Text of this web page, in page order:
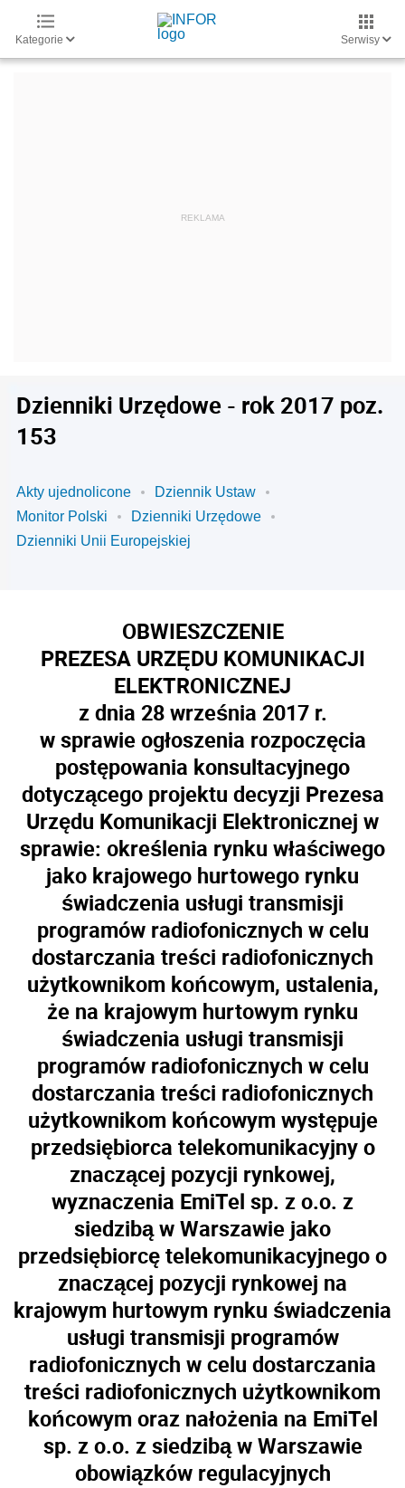
Kategorie Serwisy
Dzienniki Urzędowe - rok 2017 poz.
153
Akty ujednolicone
Dziennik Ustaw
Monitor Polski
Dzienniki Urzędowe
Dzienniki Unii Europejskiej
OBWIESZCZENIE
PREZESA URZĘDU KOMUNIKACJI
ELEKTRONICZNEJ
z dnia 28 września 2017 r.
w sprawie ogłoszenia rozpoczęcia
postępowania konsultacyjnego
dotyczącego projektu decyzji Prezesa
Urzędu Komunikacji Elektronicznej w
sprawie: określenia rynku właściwego
jako krajowego hurtowego rynku
świadczenia usługi transmisji
programów radiofonicznych w celu
dostarczania treści radiofonicznych
użytkownikom końcowym, ustalenia,
że na krajowym hurtowym rynku
świadczenia usługi transmisji
programów radiofonicznych w celu
dostarczania treści radiofonicznych
użytkownikom końcowym występuje
przedsiębiorca telekomunikacyjny o
znaczącej pozycji rynkowej,
wyznaczenia EmiTel sp. z o.o. z
siedzibą w Warszawie jako
przedsiębiorcę telekomunikacyjnego o
znaczącej pozycji rynkowej na
krajowym hurtowym rynku świadczenia
usługi transmisji programów
radiofonicznych w celu dostarczania
treści radiofonicznych użytkownikom
końcowym oraz nałożenia na EmiTel
sp. z o.o. z siedzibą w Warszawie
obowiązków regulacyjnych